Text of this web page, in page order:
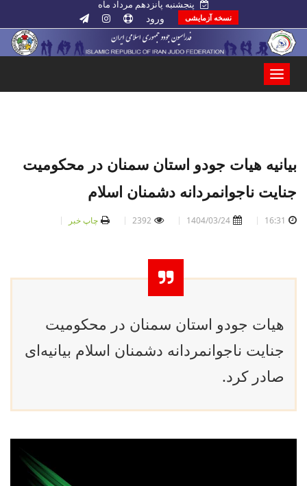
پنجشنبه پانزدهم مرداد ماه
نسخه آزمایشی ورود
بیانیه هیات جودو استان سمنان در محکومیت
جنایت ناجوانمردانه دشمنان اسلام
16:31
1404/03/24
2392 چاپ خبر
هیات جودو استان سمنان در محکومیت
جنایت ناجوانمردانه دشمنان اسلام بیانیه‌ای
صادر کرد.